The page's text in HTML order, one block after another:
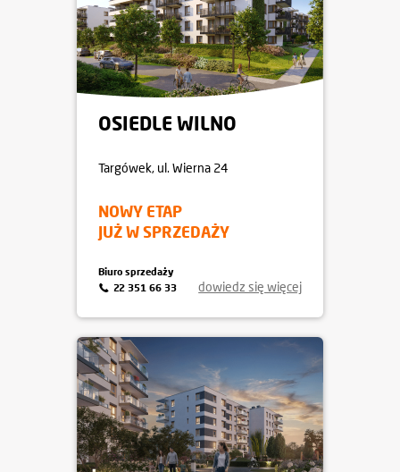
OSIEDLE WILNO
Targówek, ul. Wierna 24
NOWY ETAP
JUŻ W SPRZEDAŻY
dowiedz się więcej
Biuro sprzedaży
22 351 66 33